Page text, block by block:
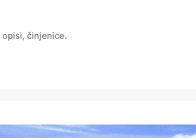
činjenice.